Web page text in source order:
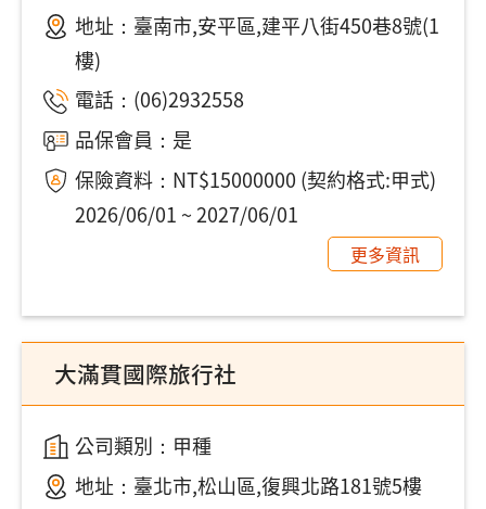
地址： 臺南市,安平區,建平八街450巷8號(1
樓)
電話： (06)2932558
品保會員：是
保險資料：NT$15000000 (契約格式:甲式)
2026/06/01 ~ 2027/06/01
更多資訊
大滿貫國際旅行社
公司類別：甲種
地址： 臺北市,松山區,復興北路181號5樓